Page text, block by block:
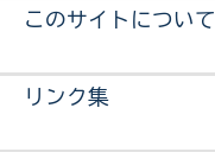
このサイトについて
リンク集